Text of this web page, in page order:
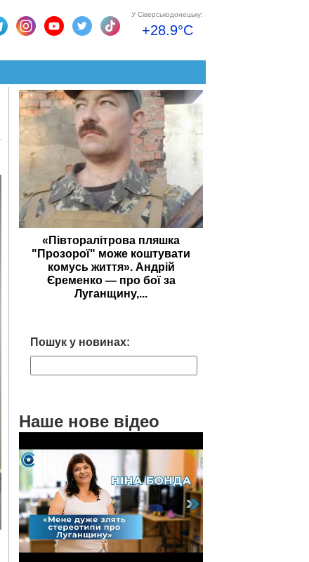
У Сіверськодонецьку:
+28.9°C
«Півторалітрова пляшка
"Прозорої" може коштувати
комусь життя». Андрій
Єременко — про бої за
Луганщину,...
Пошук у новинах:
Наше нове відео